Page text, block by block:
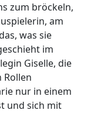
zum bröckeln,
am
was sie
im
Giselle, die
nur in einem
und sich mit